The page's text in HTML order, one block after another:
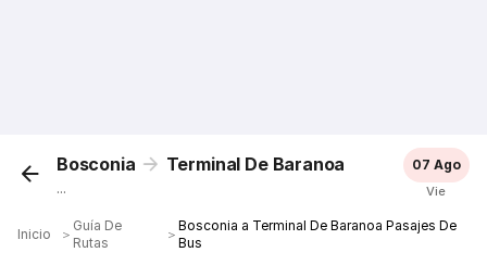
Bosconia Terminal De Baranoa
...
07 Ago
Vie
Inicio ＞
Guía De
Rutas
＞
Bosconia a Terminal De Baranoa Pasajes De
Bus